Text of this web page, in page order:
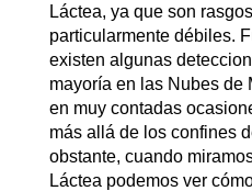
Láctea, ya que son
particularmente débiles.
existen algunas
mayoría en las Nubes de
en muy contadas
más allá de los confines
obstante, cuando
Láctea podemos ver